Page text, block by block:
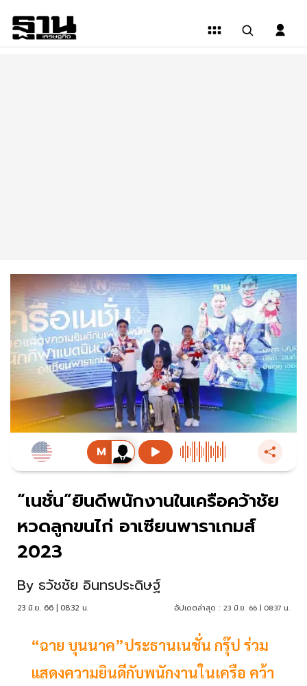
“เนชั่น”ยินดีพนักงานในเครือคว้าชัย
หวดลูกขนไก่ อาเซียนพาราเกมส์
2023
By ธวัชชัย อินทรประดิษฐ์
23 มิ.ย. 66 | 08:32 น. อัปเดตล่าสุด : 23 มิ.ย. 66 | 08:37 น.
“ฉาย บุนนาค”ประธานเนชั่น กรุ๊ป ร่วม
แสดงความยินดีกับพนักงานในเครือ คว้า